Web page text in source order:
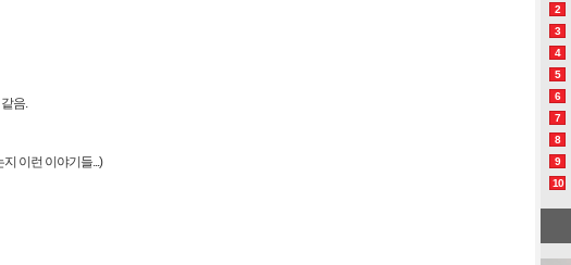
음.
이런 이야기들...)
2
3
4
5
6
7
8
9
10